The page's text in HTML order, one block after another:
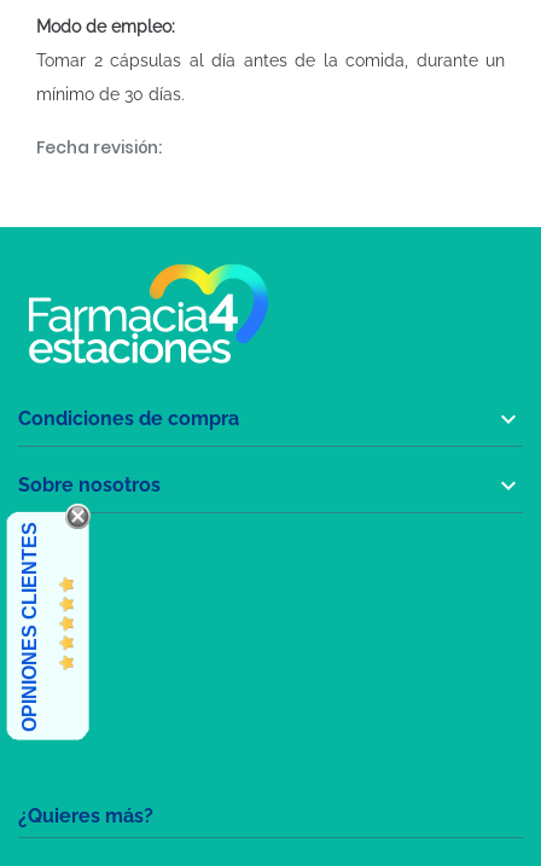
Modo de empleo:
Tomar 2 cápsulas al día antes de la comida, durante un
mínimo de 30 días.
Fecha revisión:
¿Quieres más?
Condiciones de compra 
Sobre nosotros 
OPINIONES CLIENTES